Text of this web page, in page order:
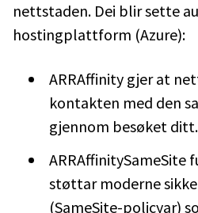
nettstaden. Dei blir sette
hostingplattform (Azure):
ARRAffinity gjer at
kontakten med den
gjennom besøket ditt.
ARRAffinitySameSite
støttar moderne
(SameSite-policyar)